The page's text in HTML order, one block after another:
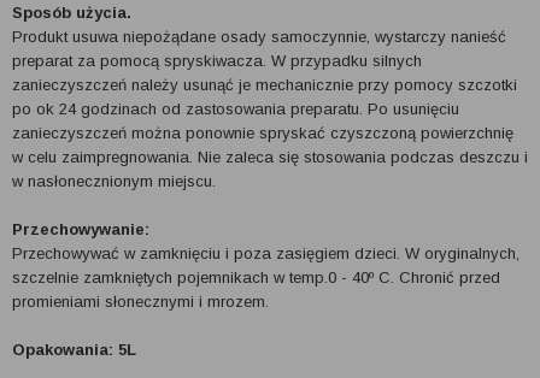
Sposób użycia.
Produkt usuwa niepożądane osady samoczynnie, wystarczy nanieść
preparat za pomocą spryskiwacza. W przypadku silnych
zanieczyszczeń należy usunąć je mechanicznie przy pomocy szczotki
po ok 24 godzinach od zastosowania preparatu. Po usunięciu
zanieczyszczeń można ponownie spryskać czyszczoną powierzchnię
w celu zaimpregnowania. Nie zaleca się stosowania podczas deszczu i
w nasłonecznionym miejscu.
Przechowywanie:
Przechowywać w zamknięciu i poza zasięgiem dzieci. W oryginalnych,
szczelnie zamkniętych pojemnikach w temp.0 - 40º C. Chronić przed
promieniami słonecznymi i mrozem.
Opakowania: 5L